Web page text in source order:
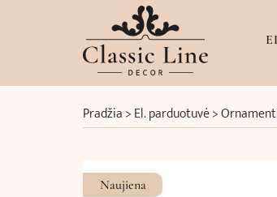
Pradžia>El. parduotuvė>
Naujiena